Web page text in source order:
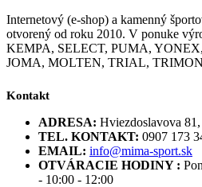
Internetový (e-shop) a kamenný
otvorený od roku 2010. V ponuke
KEMPA, SELECT, PUMA,
JOMA, MOLTEN, TRIAL,
Kontakt
ADRESA: Hviezdoslavova 81,
TEL. KONTAKT: 0907 173
EMAIL: info@mima-sport.sk
OTVÁRACIE HODINY :
- 10:00 - 12:00